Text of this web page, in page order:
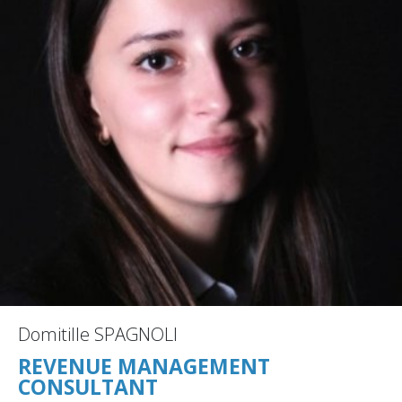
Domitille SPAGNOLI
REVENUE MANAGEMENT
CONSULTANT